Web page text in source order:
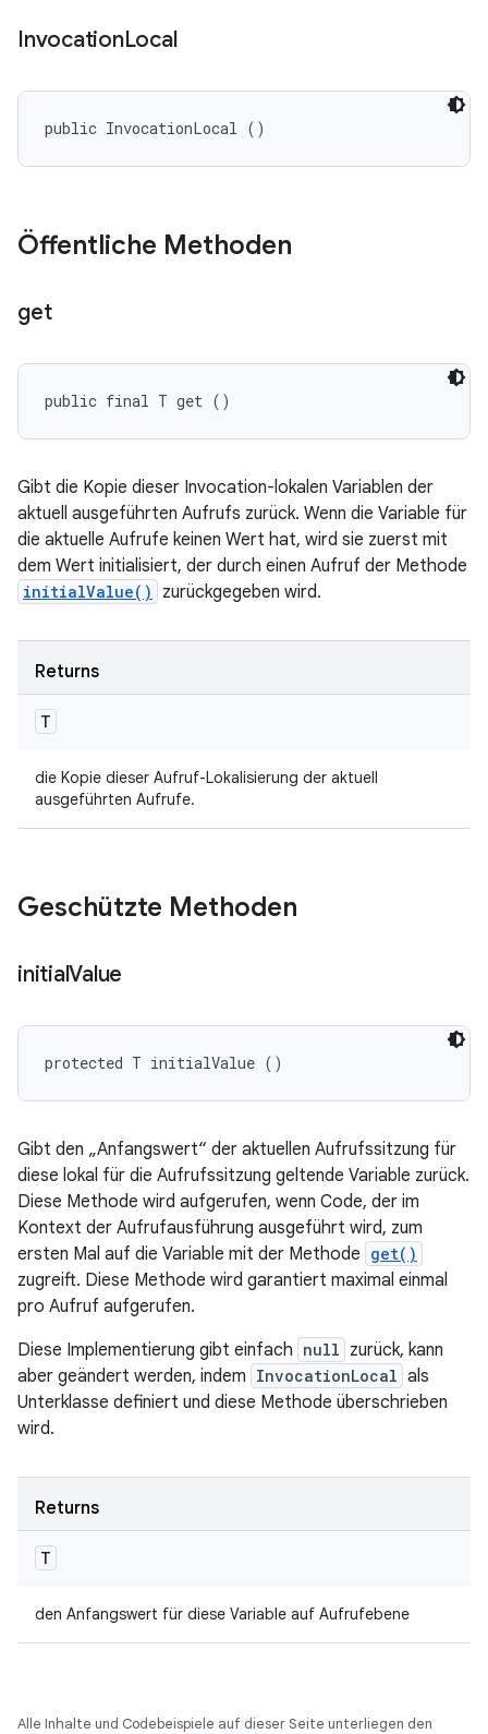
InvocationLocal
public InvocationLocal ()
Öffentliche Methoden
get
public final T get ()
Gibt die Kopie dieser Invocation-lokalen Variablen der
aktuell ausgeführten Aufrufs zurück. Wenn die Variable für
die aktuelle Aufrufe keinen Wert hat, wird sie zuerst mit
dem Wert initialisiert, der durch einen Aufruf der Methode
initialValue() zurückgegeben wird.
Returns
T
die Kopie dieser Aufruf-Lokalisierung der aktuell
ausgeführten Aufrufe.
Geschützte Methoden
initialValue
protected T initialValue ()
Gibt den „Anfangswert“ der aktuellen Aufrufssitzung für
diese lokal für die Aufrufssitzung geltende Variable zurück.
Diese Methode wird aufgerufen, wenn Code, der im
Kontext der Aufrufausführung ausgeführt wird, zum
ersten Mal auf die Variable mit der Methode get()
zugreift. Diese Methode wird garantiert maximal einmal
pro Aufruf aufgerufen.
Diese Implementierung gibt einfach null zurück, kann
aber geändert werden, indem InvocationLocal als
Unterklasse definiert und diese Methode überschrieben
wird.
Returns
T
den Anfangswert für diese Variable auf Aufrufebene
Alle Inhalte und Codebeispiele auf dieser Seite unterliegen den